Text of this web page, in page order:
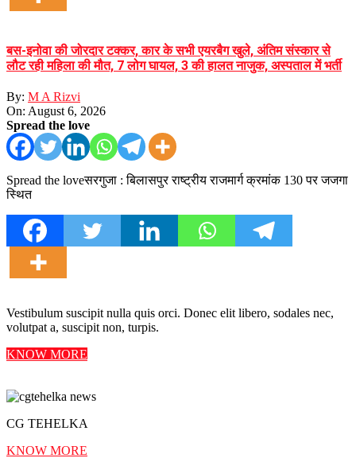
बस-इनोवा की जोरदार टक्कर, कार के सभी एयरबैग खुले, अंतिम संस्कार से
लौट रही महिला की मौत, 7 लोग घायल, 3 की हालत नाजुक, अस्पताल में भर्ती
By: M A Rizvi
On: August 6, 2026
Spread the love
Spread the loveसरगुजा : बिलासपुर राष्ट्रीय राजमार्ग क्रमांक 130 पर जजगा
स्थित
Vestibulum suscipit nulla quis orci. Donec elit libero, sodales nec,
volutpat a, suscipit non, turpis.
KNOW MORE
CG TEHELKA
KNOW MORE